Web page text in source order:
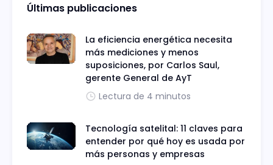
Últimas publicaciones
La eficiencia energética necesita
más mediciones y menos
suposiciones, por Carlos Saul,
gerente General de AyT
Lectura de 4 minutos
Tecnología satelital: 11 claves para
entender por qué hoy es usada por
más personas y empresas